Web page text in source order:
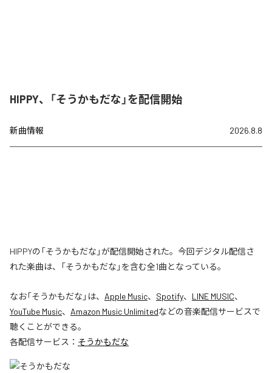
HIPPY、「そうかもだな」を配信開始
新曲情報 2026.8.8
HIPPYの「そうかもだな」が配信開始された。今回デジタル配信さ
れた楽曲は、「そうかもだな」を含む全1曲となっている。
なお「そうかもだな 」は、 Apple Music、 Spotify、 LINE MUSIC、
YouTube Music、 Amazon Music Unlimitedなどの音楽配信サービスで
聴くことができる。
各配信サービス： そうかもだな